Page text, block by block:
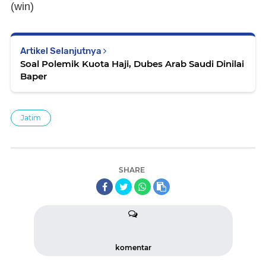
(win)
Artikel Selanjutnya
Soal Polemik Kuota Haji, Dubes Arab Saudi Dinilai
Baper
Jatim
SHARE
komentar